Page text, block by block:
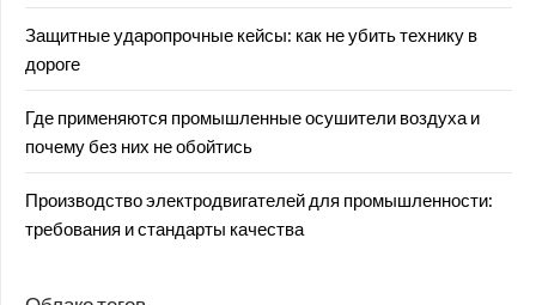
Защитные ударопрочные кейсы: как не убить технику в
дороге
Где применяются промышленные осушители воздуха и
почему без них не обойтись
Производство электродвигателей для промышленности:
требования и стандарты качества